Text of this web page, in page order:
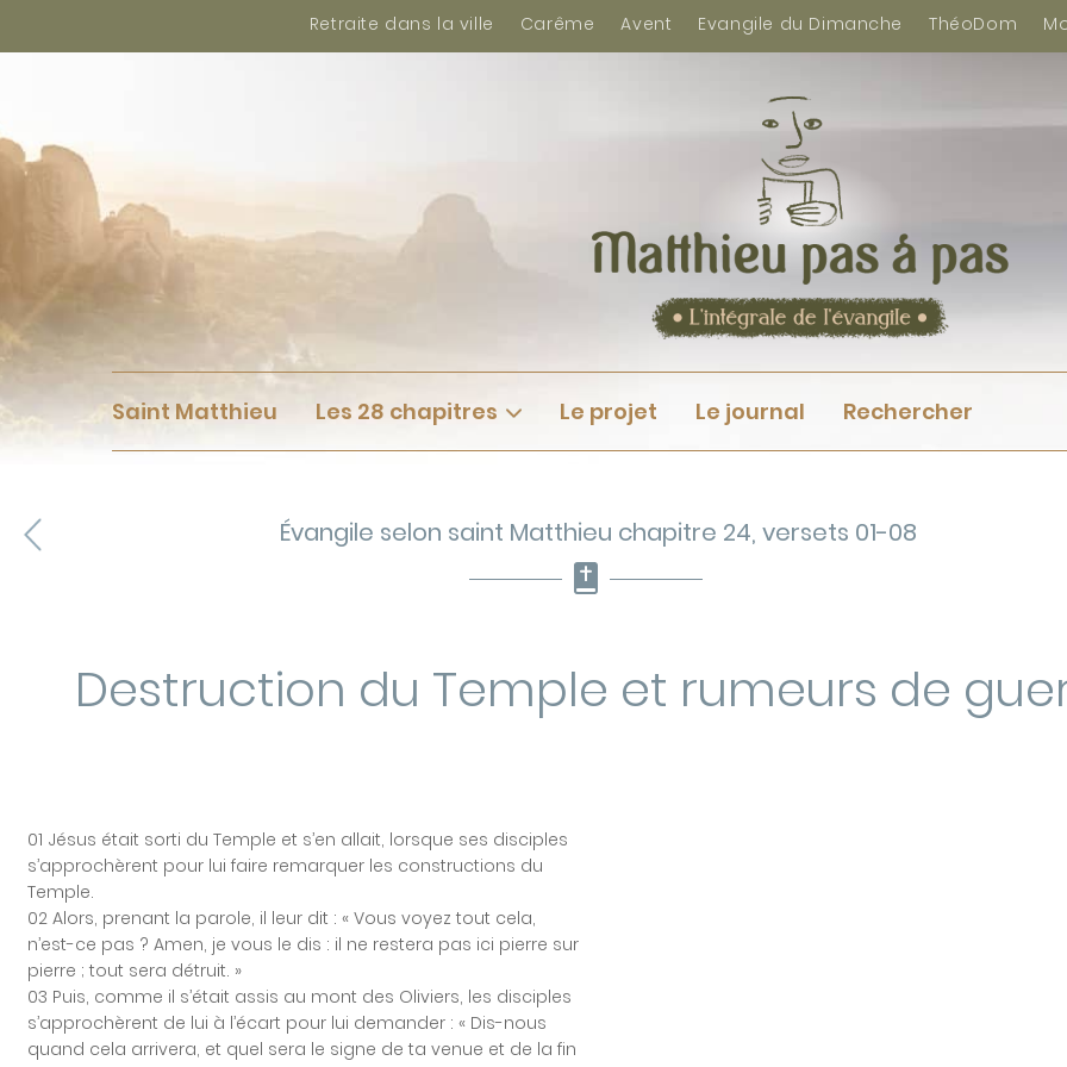
Retraite dans la ville Carême Avent Evangile du Dimanche ThéoDom
Saint Matthieu Les 28 chapitres Le projet Le journal Rechercher
Évangile selon saint Matthieu chapitre 24, versets 01-08
Destruction du Temple et rumeurs de
01 Jésus était sorti du Temple et s’en allait, lorsque ses disciples
s’approchèrent pour lui faire remarquer les constructions du
Temple.
02 Alors, prenant la parole, il leur dit : « Vous voyez tout cela,
n’est-ce pas ? Amen, je vous le dis : il ne restera pas ici pierre sur
pierre ; tout sera détruit. »
03 Puis, comme il s’était assis au mont des Oliviers, les disciples
s’approchèrent de lui à l’écart pour lui demander : « Dis-nous
quand cela arrivera, et quel sera le signe de ta venue et de la fin